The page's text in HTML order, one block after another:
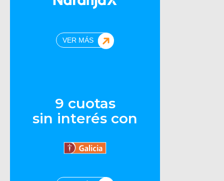
VER MÁS
9 cuotas
sin interés con